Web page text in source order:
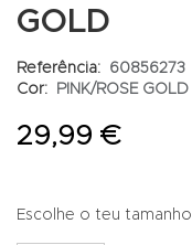
GOLD
Referência:
60856273
Cor:
PINK/ROSE GOLD
29,99 €
Escolhe o teu